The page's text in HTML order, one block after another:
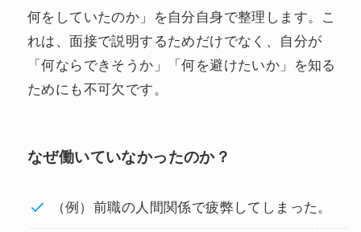
何をしていたのか」を自分自身で整理します。こ
れは、面接で説明するためだけでなく、自分が
「何ならできそうか」「何を避けたいか」を知る
ためにも不可欠です。
なぜ働いていなかったのか？
（例）前職の人間関係で疲弊してしまった。